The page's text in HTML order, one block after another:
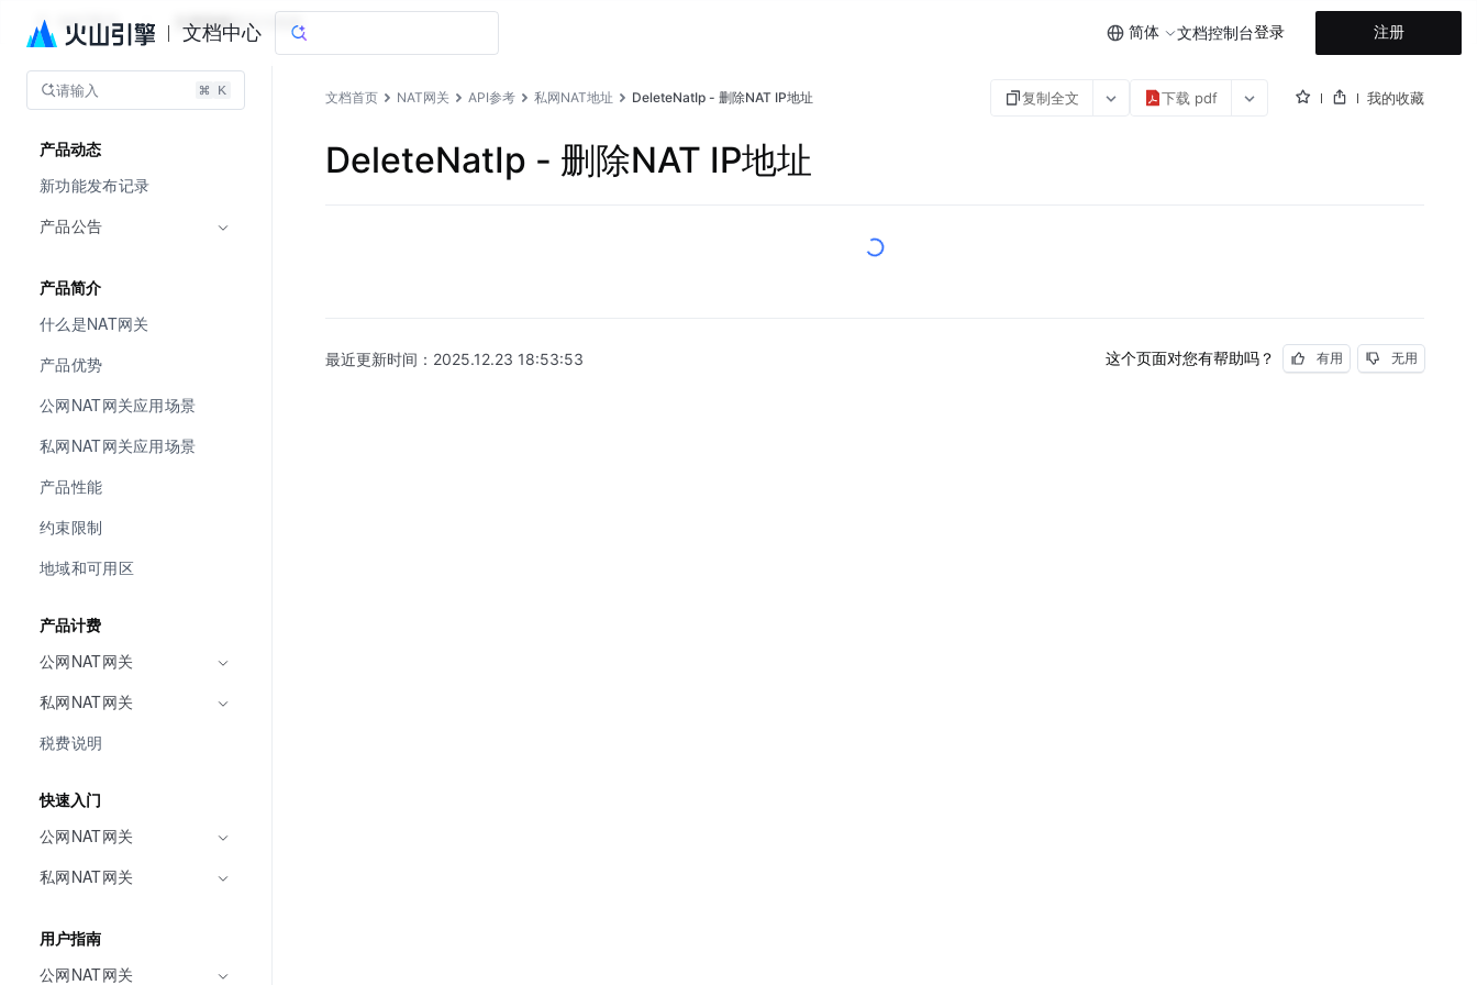
文档中心 简体 文档控制台登录 注册
NAT网关 文档指南图说与视频
请输入
产品动态
新功能发布记录
产品公告
产品简介
什么是NAT网关
产品优势
公网NAT网关应用场景
私网NAT网关应用场景
产品性能
约束限制
地域和可用区
产品计费
公网NAT网关
私网NAT网关
税费说明
快速入门
公网NAT网关
私网NAT网关
用户指南
公网NAT网关
文档首页 NAT网关 API参考 私网NAT地址 DeleteNatIp - 删除NAT IP地址 复制全文 下载 pdf 我的收藏
DeleteNatIp - 删除NAT IP地址
最近更新时间： 2025.12.23 18:53:53 这个页面对您有帮助吗？ 有用 无用